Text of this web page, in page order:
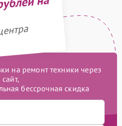
на
на ремонт техники через
сайт,
бессрочная скидка